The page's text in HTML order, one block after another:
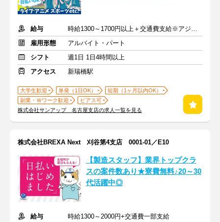
給与
時給1300～1700円以上＋交通費支給※アジア大会手当もあり
雇用形態
アルバイト・パート
シフト
週1日 1日4時間以上
アクセス
新瑞橋駅
大学生歓迎 単発（1日OK）
短期（1ヶ月以内OK）
副業・Ｗワーク歓迎
ピアス可
株式会社サンアップ 名古屋支店の求人一覧を見る
株式会社BREXA Next 刈谷第4支店 0001-01／E10
【製造スタッフ】業界トップクラ
スの案件数あり★寮費無料♪20～30
代活躍中◎
給与
時給1300～2000円+交通費一部支給